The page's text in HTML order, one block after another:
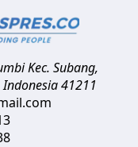
Kec. Subang,
Indonesia41211